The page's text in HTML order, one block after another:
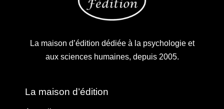
La maison d’édition dédiée à la psychologie et
aux sciences humaines, depuis 2005.
La maison d’édition